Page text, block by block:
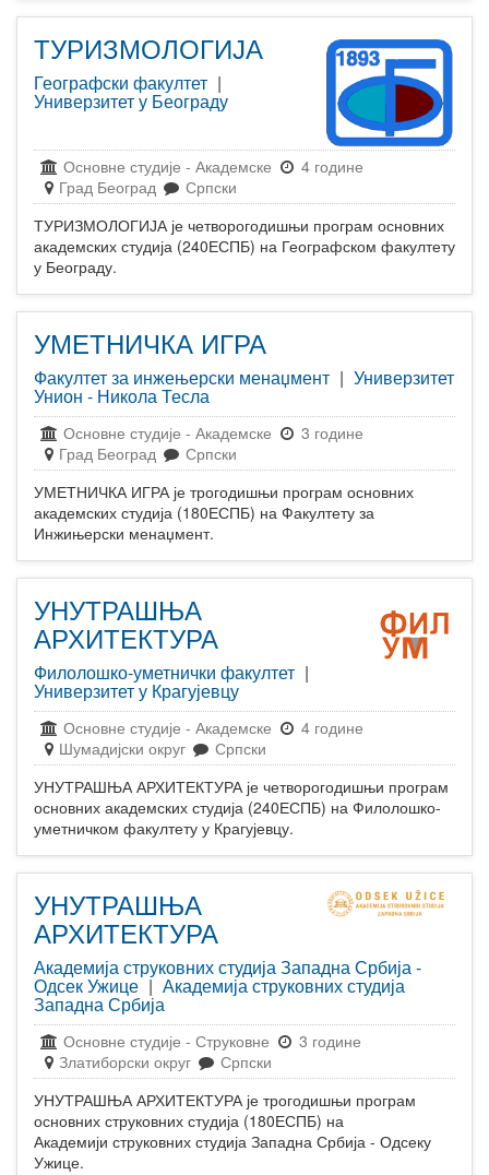
ТУРИЗМОЛОГИЈА
Географски факултет |
Универзитет у Београду
Основне студије - Академске
4 године
Град Београд
Српски
ТУРИЗМОЛОГИЈА је четворогодишњи програм основних
академских студија (240ЕСПБ) на Географском факултету
у Београду.
УМЕТНИЧКА ИГРА
Факултет за инжењерски менаџмент | Универзитет
Унион - Никола Тесла
Основне студије - Академске
3 године
Град Београд
Српски
УМЕТНИЧКА ИГРА је трогодишњи програм основних
академских студија (180ЕСПБ) на Факултету за
Инжињерски менаџмент.
УНУТРАШЊА
АРХИТЕКТУРА
Филолошко-уметнички факултет |
Универзитет у Крагујевцу
Основне студије - Академске
4 године
Шумадијски округ
Српски
УНУТРАШЊА АРХИТЕКТУРА је четворогодишњи програм
основних академских студија (240ЕСПБ) на Филолошко-
уметничком факултету у Крагујевцу.
УНУТРАШЊА
АРХИТЕКТУРА
Академија струковних студија Западна Србија -
Одсек Ужице | Академија струковних студија
Западна Србија
Основне студије - Струковне
3 године
Златиборски округ
Српски
УНУТРАШЊА АРХИТЕКТУРА је трогодишњи програм
основних струковних студија (180ЕСПБ) на
Академији струковних студија Западна Србија - Одсеку
Ужице.